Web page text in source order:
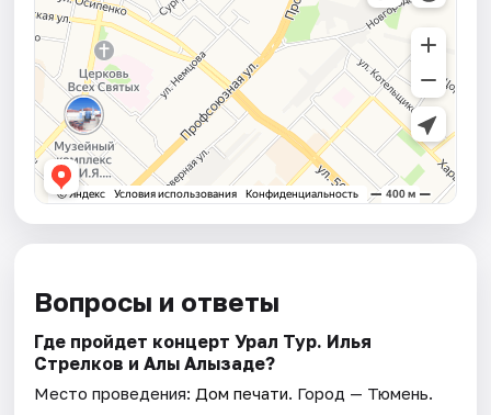
Вопросы и ответы
Где пройдет концерт Урал Тур. Илья
Стрелков и Алы Алызаде?
Место проведения: Дом печати. Город — Тюмень.